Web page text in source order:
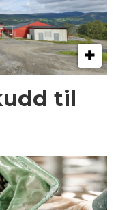
til